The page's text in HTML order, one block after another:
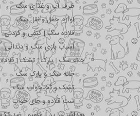
ظرف آب و غذای سگ
لوازم حمل و نقل سگ
قلاده سگ | کتفی و گردنی
اسباب بازی سگ و دندانی
خانه سگ | پارک | تشک | قلاده
خانه سگ و پارک سگ
تشک و تختخواب سگ
ست قلاده و جای خواب